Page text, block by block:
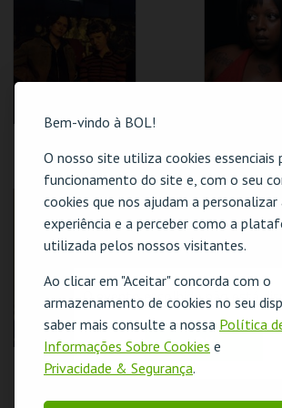
Bem-vindo à BOL!
O nosso site utiliza cookies essenciais
funcionamento do site e, com o seu
cookies que nos ajudam a personalizar
experiência e a perceber como a
utilizada pelos nossos visitantes.
Ao clicar em "Aceitar" concorda com o
armazenamento de cookies no seu
saber mais consulte a nossa Política
Informações Sobre Cookies e
Privacidade & Segurança.
MAIS INFO MAIS
LAMBSEAR + ANAÍS
GALERIA ZÉ DOS
MAIS INFO
GALERIA ZÉ
MAIS
SUPERFAN
O evento escolhido não está
OK